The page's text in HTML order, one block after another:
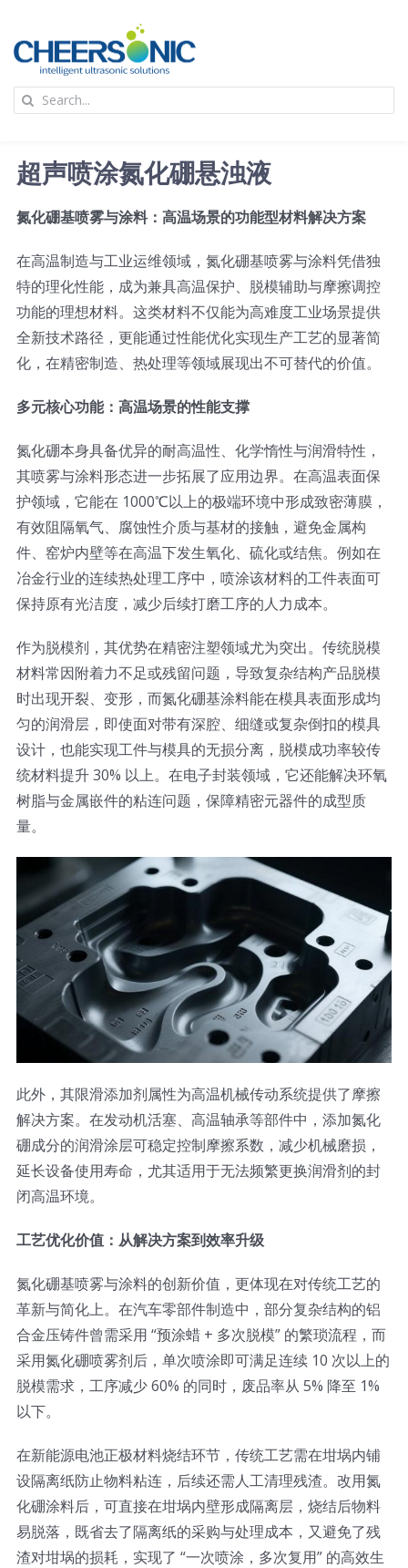
content
应用
超声波设备
技术及原理
氢能技术科普
锂电技术科普
半导体技术科普
医疗器械技术科普
粉体行业技术科普
超声波喷涂原理
喷涂的影响因素
流量
双进液
耐化学腐蚀的喷嘴
喷嘴兼容性
新闻
关于我们
中文
中文
ENGLISH
Search
超声喷涂氮化硼悬浊液
氮化硼基喷雾与涂料：高温场景的功能型材料解决方案
在高温制造与工业运维领域，氮化硼基喷雾与涂料凭借独
特的理化性能，成为兼具高温保护、脱模辅助与摩擦调控
功能的理想材料。这类材料不仅能为高难度工业场景提供
全新技术路径，更能通过性能优化实现生产工艺的显著简
化，在精密制造、热处理等领域展现出不可替代的价值。
多元核心功能：高温场景的性能支撑
氮化硼本身具备优异的耐高温性、化学惰性与润滑特性，
其喷雾与涂料形态进一步拓展了应用边界。在高温表面保
护领域，它能在 1000℃以上的极端环境中形成致密薄膜，
有效阻隔氧气、腐蚀性介质与基材的接触，避免金属构
件、窑炉内壁等在高温下发生氧化、硫化或结焦。例如在
冶金行业的连续热处理工序中，喷涂该材料的工件表面可
保持原有光洁度，减少后续打磨工序的人力成本。
作为脱模剂，其优势在精密注塑领域尤为突出。传统脱模
材料常因附着力不足或残留问题，导致复杂结构产品脱模
时出现开裂、变形，而氮化硼基涂料能在模具表面形成均
匀的润滑层，即使面对带有深腔、细缝或复杂倒扣的模具
设计，也能实现工件与模具的无损分离，脱模成功率较传
统材料提升 30% 以上。在电子封装领域，它还能解决环氧
树脂与金属嵌件的粘连问题，保障精密元器件的成型质
量。
此外，其限滑添加剂属性为高温机械传动系统提供了摩擦
解决方案。在发动机活塞、高温轴承等部件中，添加氮化
硼成分的润滑涂层可稳定控制摩擦系数，减少机械磨损，
延长设备使用寿命，尤其适用于无法频繁更换润滑剂的封
闭高温环境。
工艺优化价值：从解决方案到效率升级
氮化硼基喷雾与涂料的创新价值，更体现在对传统工艺的
革新与简化上。在汽车零部件制造中，部分复杂结构的铝
合金压铸件曾需采用 “预涂蜡 + 多次脱模” 的繁琐流程，而
采用氮化硼喷雾剂后，单次喷涂即可满足连续 10 次以上的
脱模需求，工序减少 60% 的同时，废品率从 5% 降至 1%
以下。
在新能源电池正极材料烧结环节，传统工艺需在坩埚内铺
设隔离纸防止物料粘连，后续还需人工清理残渣。改用氮
化硼涂料后，可直接在坩埚内壁形成隔离层，烧结后物料
易脱落，既省去了隔离纸的采购与处理成本，又避免了残
渣对坩埚的损耗，实现了 “一次喷涂，多次复用” 的高效生